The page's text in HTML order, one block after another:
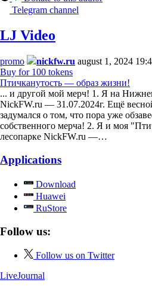
Telegram channel
LJ Video
promo nickfw.ru august 1, 2024
Buy for 100 tokens
Птичканутость — образ жизни!
... и другой мой мерч! 1. Я на
NickFW.ru — 31.07.2024г. Ещё
задумался о том, что пора уже
собственного мерча! 2. Я и моя
лесопарке NickFW.ru —…
Applications
Download
Huawei
RuStore
Follow us:
Follow us on Twitter
LiveJournal